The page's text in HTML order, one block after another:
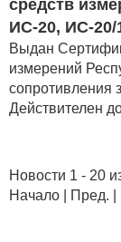
средств
ИС-20, ИС-20/
Выдан
измерений
сопротивления
Действителен
Новости 1 - 20
Начало | Пред. |